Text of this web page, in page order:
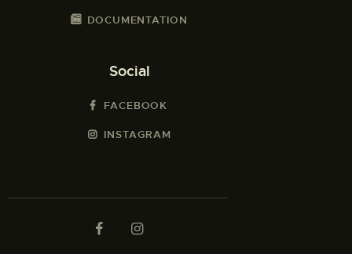
DOCUMENTATION
Social
FACEBOOK
INSTAGRAM